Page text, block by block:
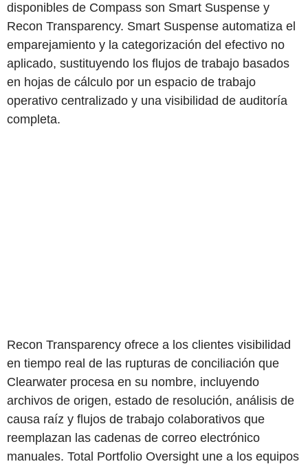
disponibles de Compass son Smart Suspense y
Recon Transparency. Smart Suspense automatiza el
emparejamiento y la categorización del efectivo no
aplicado, sustituyendo los flujos de trabajo basados
en hojas de cálculo por un espacio de trabajo
operativo centralizado y una visibilidad de auditoría
completa.
Recon Transparency ofrece a los clientes visibilidad
en tiempo real de las rupturas de conciliación que
Clearwater procesa en su nombre, incluyendo
archivos de origen, estado de resolución, análisis de
causa raíz y flujos de trabajo colaborativos que
reemplazan las cadenas de correo electrónico
manuales. Total Portfolio Oversight une a los equipos